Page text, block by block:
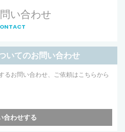
い合わせ
いてのお問い合わせ
るお問い合わせ、ご依頼はこちらから
合わせする